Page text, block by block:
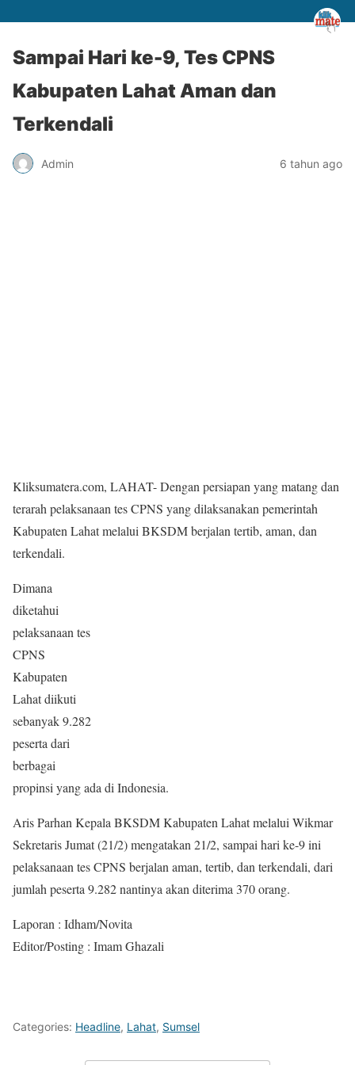
Sampai Hari ke-9, Tes CPNS
Kabupaten Lahat Aman dan
Terkendali
Admin 6 tahun ago
Kliksumatera.com, LAHAT- Dengan persiapan yang matang dan
terarah pelaksanaan tes CPNS yang dilaksanakan pemerintah
Kabupaten Lahat melalui BKSDM berjalan tertib, aman, dan
terkendali.
Dimana
diketahui
pelaksanaan tes
CPNS
Kabupaten
Lahat diikuti
sebanyak 9.282
peserta dari
berbagai
propinsi yang ada di Indonesia.
Aris Parhan Kepala BKSDM Kabupaten Lahat melalui Wikmar
Sekretaris Jumat (21/2) mengatakan 21/2, sampai hari ke-9 ini
pelaksanaan tes CPNS berjalan aman, tertib, dan terkendali, dari
jumlah peserta 9.282 nantinya akan diterima 370 orang.
Laporan : Idham/Novita
Editor/Posting : Imam Ghazali
Categories: Headline, Lahat, Sumsel